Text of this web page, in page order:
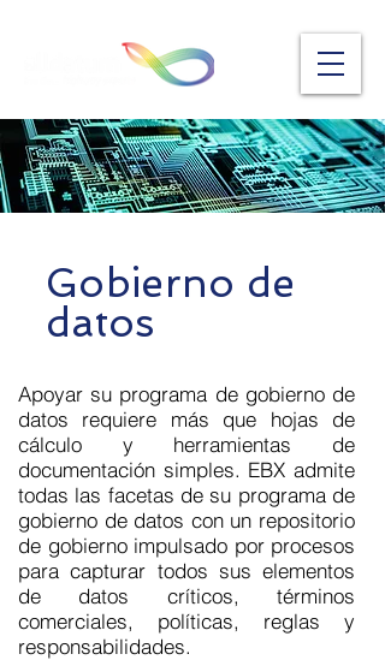
Gobierno de
datos
Apoyar su programa de gobierno de
datos requiere más que hojas de
cálculo y herramientas de
documentación simples. EBX admite
todas las facetas de su programa de
gobierno de datos con un repositorio
de gobierno impulsado por procesos
para capturar todos sus elementos
de datos críticos, términos
comerciales, políticas, reglas y
responsabilidades.